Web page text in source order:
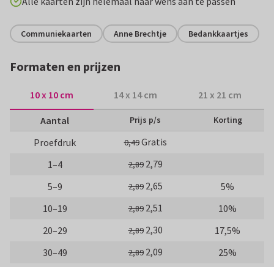
Communiekaarten Anne Brechtje Bedankkaartjes
Formaten en prijzen
10 x 10 cm 14 x 14 cm 21 x 21 cm
Aantal Prijs p/s Korting
Proefdruk 0,49Gratis
1–4
2,89 2,79
5–9
2,89 2,65
5%
10–19
2,89 2,51
10%
20–29
2,89 2,30
17,5%
30–49
2,89 2,09
25%